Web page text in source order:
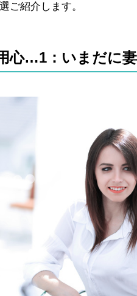
ご紹介します。
心…1：いまだに